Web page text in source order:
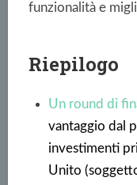
funzionalità e
Riepilogo
Un round di
vantaggio dal
investimenti
Unito